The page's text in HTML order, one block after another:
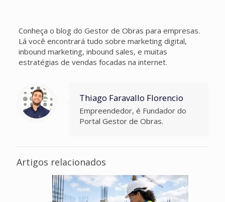
Conheça o blog do Gestor de Obras para empresas.
Lá você encontrará tudo sobre marketing digital,
inbound marketing, inbound sales, e muitas
estratégias de vendas focadas na internet.
Thiago Faravallo Florencio
Empreendedor, é Fundador do
Portal Gestor de Obras.
Artigos relacionados